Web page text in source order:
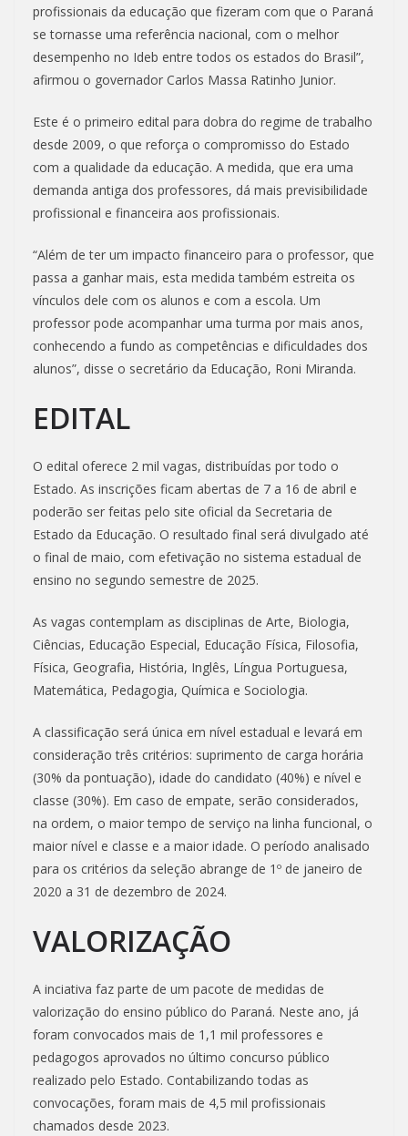
profissionais da educação que fizeram com que o Paraná
se tornasse uma referência nacional, com o melhor
desempenho no Ideb entre todos os estados do Brasil”,
afirmou o governador Carlos Massa Ratinho Junior.
Este é o primeiro edital para dobra do regime de trabalho
desde 2009, o que reforça o compromisso do Estado
com a qualidade da educação. A medida, que era uma
demanda antiga dos professores, dá mais previsibilidade
profissional e financeira aos profissionais.
“Além de ter um impacto financeiro para o professor, que
passa a ganhar mais, esta medida também estreita os
vínculos dele com os alunos e com a escola. Um
professor pode acompanhar uma turma por mais anos,
conhecendo a fundo as competências e dificuldades dos
alunos”, disse o secretário da Educação, Roni Miranda.
EDITAL
O edital oferece 2 mil vagas, distribuídas por todo o
Estado. As inscrições ficam abertas de 7 a 16 de abril e
poderão ser feitas pelo site oficial da Secretaria de
Estado da Educação. O resultado final será divulgado até
o final de maio, com efetivação no sistema estadual de
ensino no segundo semestre de 2025.
As vagas contemplam as disciplinas de Arte, Biologia,
Ciências, Educação Especial, Educação Física, Filosofia,
Física, Geografia, História, Inglês, Língua Portuguesa,
Matemática, Pedagogia, Química e Sociologia.
A classificação será única em nível estadual e levará em
consideração três critérios: suprimento de carga horária
(30% da pontuação), idade do candidato (40%) e nível e
classe (30%). Em caso de empate, serão considerados,
na ordem, o maior tempo de serviço na linha funcional, o
maior nível e classe e a maior idade. O período analisado
para os critérios da seleção abrange de 1º de janeiro de
2020 a 31 de dezembro de 2024.
VALORIZAÇÃO
A inciativa faz parte de um pacote de medidas de
valorização do ensino público do Paraná. Neste ano, já
foram convocados mais de 1,1 mil professores e
pedagogos aprovados no último concurso público
realizado pelo Estado. Contabilizando todas as
convocações, foram mais de 4,5 mil profissionais
chamados desde 2023.